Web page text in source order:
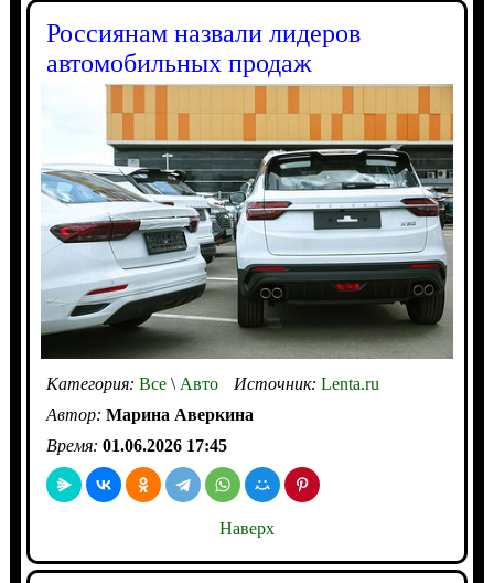
Россиянам назвали лидеров
автомобильных продаж
Категория: Все\Авто Источник: Lenta.ru
Автор: Марина Аверкина
Время: 01.06.2026 17:45
Наверх